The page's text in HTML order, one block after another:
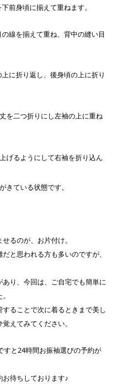
前身頃に揃えて重ねます。
線を揃えて重ね、背中の縫い目
に折り返し、後身頃の上に折り
を二つ折りにし左袖の上に重ね
げるようにして右袖を折り込ん
きている状態です。
るのが、お片付け。
と思われる方も多いのですが、
り、今回は、ご自宅でも簡単に
ることで次に着るときまで美し
えてみてください。
すと24時間お振袖選びの予約が
待ちしております♪